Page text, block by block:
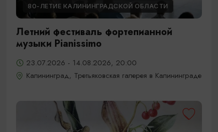
80-ЛЕТИЕ КАЛИНИНГРАДСКОЙ ОБЛАСТИ
Летний фестиваль фортепианной
музыки Pianissimo
23.07.2026 - 14.08.2026, 20:00
Калининград, Третьяковская галерея в Калининграде